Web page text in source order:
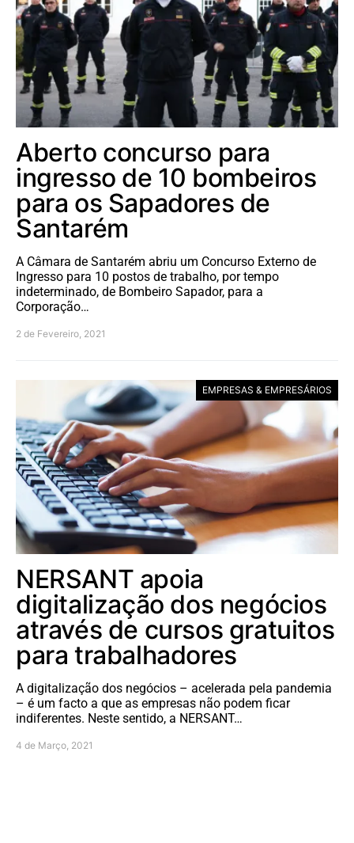
Aberto concurso para
ingresso de 10 bombeiros
para os Sapadores de
Santarém
A Câmara de Santarém abriu um Concurso Externo de
Ingresso para 10 postos de trabalho, por tempo
indeterminado, de Bombeiro Sapador, para a
Corporação…
2 de Fevereiro, 2021
EMPRESAS & EMPRESÁRIOS
NERSANT apoia
digitalização dos negócios
através de cursos gratuitos
para trabalhadores
A digitalização dos negócios – acelerada pela pandemia
– é um facto a que as empresas não podem ficar
indiferentes. Neste sentido, a NERSANT…
4 de Março, 2021